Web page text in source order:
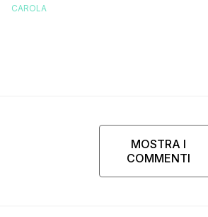
CAROLA
MOSTRA I
COMMENTI